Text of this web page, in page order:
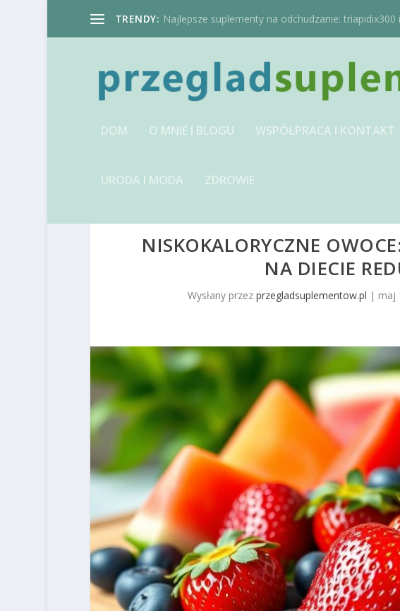
TRENDY: Najlepsze suplementy na odchudzanie: triapidix300
DOM O MNIE I BLOGU WSPÓŁPRACA I KONTAKT
URODA I MODA ZDROWIE
NISKOKALORYCZNE
NA DIECIE
Wysłany przez przegladsuplementow.pl | maj